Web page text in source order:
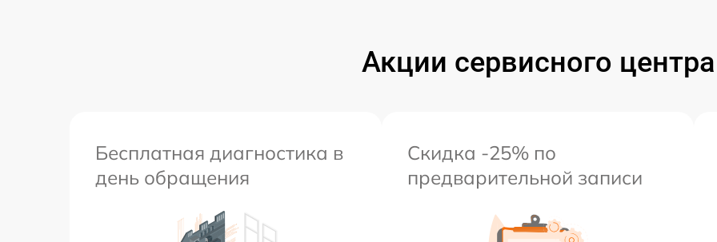
Акции сервисного центра
Бесплатная диагностика в
день обращения
Скидка -25% по
предварительной записи